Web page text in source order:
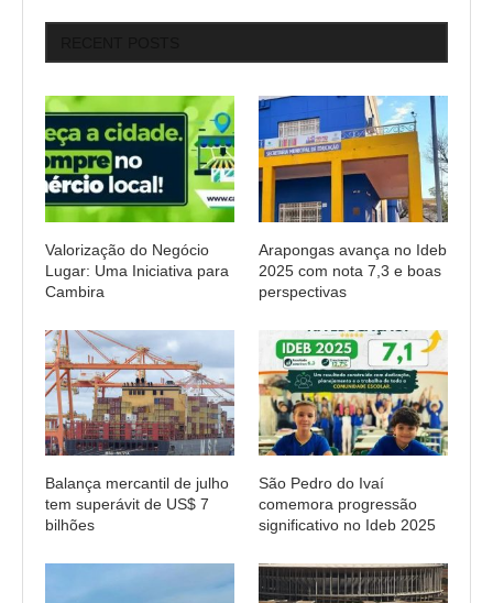
Valorização do Negócio
Lugar: Uma Iniciativa para
Cambira
Arapongas avança no Ideb
2025 com nota 7,3 e boas
perspectivas
Balança mercantil de julho
tem superávit de US$ 7
bilhões
São Pedro do Ivaí
comemora progressão
significativo no Ideb 2025